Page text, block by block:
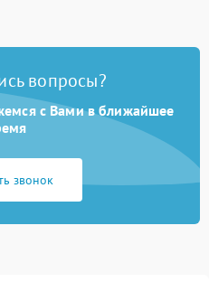
вопросы?
с Вами в ближайшее
звонок